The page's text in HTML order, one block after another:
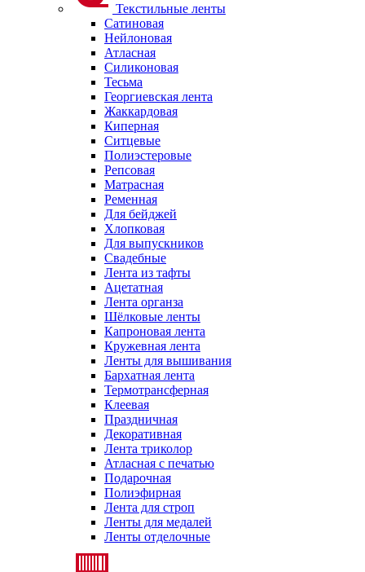
Текстильные ленты
Сатиновая
Нейлоновая
Атласная
Силиконовая
Тесьма
Георгиевская лента
Жаккардовая
Киперная
Ситцевые
Полиэстеровые
Репсовая
Матрасная
Ременная
Для бейджей
Хлопковая
Для выпускников
Свадебные
Лента из тафты
Ацетатная
Лента органза
Шёлковые ленты
Капроновая лента
Кружевная лента
Ленты для вышивания
Бархатная лента
Термотрансферная
Клеевая
Праздничная
Декоративная
Лента триколор
Атласная с печатью
Подарочная
Полиэфирная
Лента для строп
Ленты для медалей
Ленты отделочные